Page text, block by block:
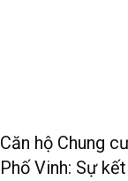
Căn hộ Chung
Phố Vinh: Sự